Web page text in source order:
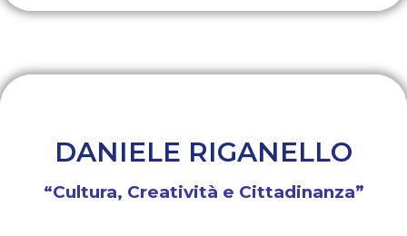
DANIELE RIGANELLO
“Cultura, Creatività e Cittadinanza”